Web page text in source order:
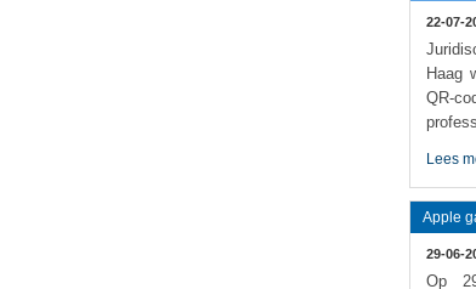
22-07-
Haag
QR-
Lees
Apple
29-06-
Op